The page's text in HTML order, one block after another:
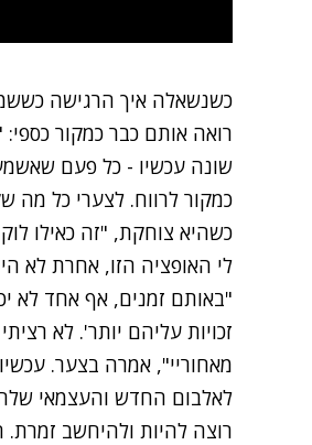
כשנשאלה איך הרגישה
רואה אותם כבר כמקור כספי:
שונה עכשיו - כל פעם
כמקור לרווח. לצערי כל מה
כשהיא צוחקת, "זה כאילו
לי האופציה הזו, אחרת לא
"באותם זמנים, אף אחד לא
זכויות עליהם יותר'. לא
מאחוריי", אמרה בצער.
לאלבום החדש והעצמאי
רוצה להיות ולהיחשב